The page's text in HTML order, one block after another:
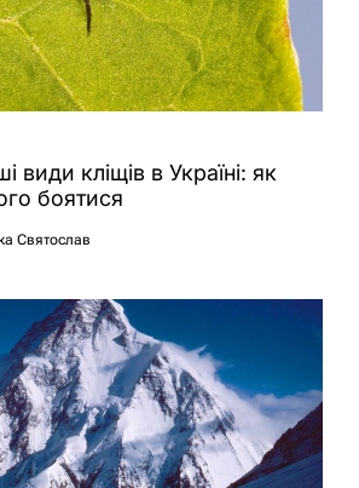
види кліщів в Україні: як
боятися
Святослав